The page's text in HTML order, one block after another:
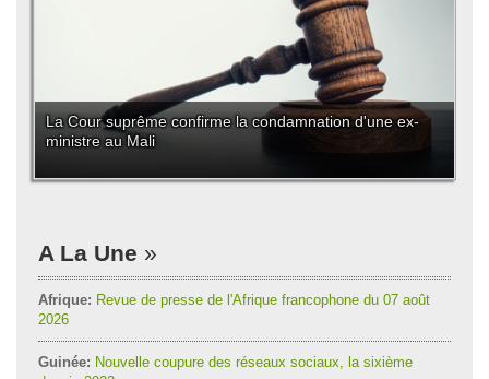
La Cour suprême confirme la condamnation d'une ex-
ministre au Mali
A La Une
Afrique: Revue de presse de l'Afrique francophone du 07 août
2026
Guinée: Nouvelle coupure des réseaux sociaux, la sixième